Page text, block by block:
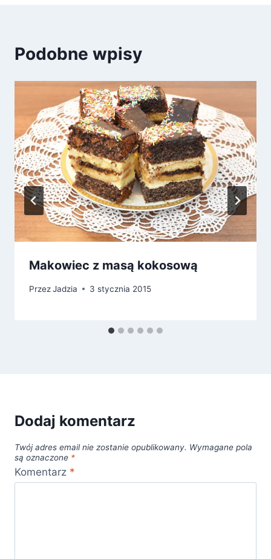
Podobne wpisy
Makowiec z masą kokosową
PrzezJadzia 3 stycznia 2015
Dodaj komentarz
Twój adres email nie zostanie opublikowany. Wymagane pola
są oznaczone *
Komentarz *